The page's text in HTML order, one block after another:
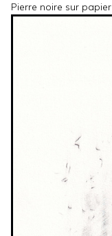
Pierre noire sur